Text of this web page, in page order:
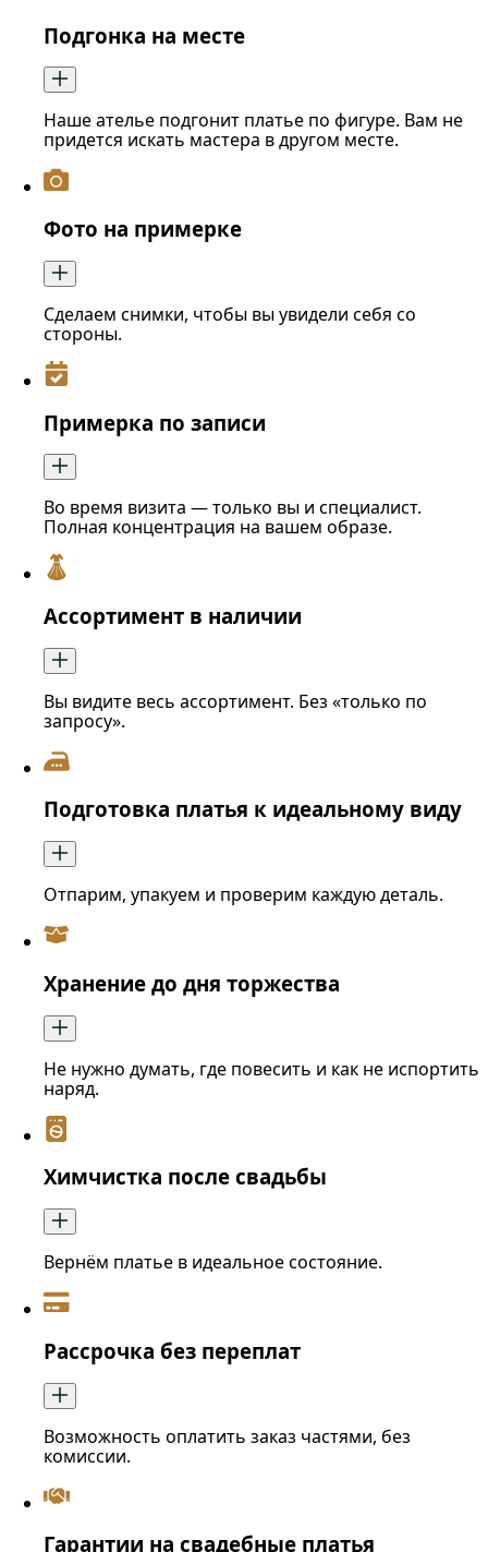
Подгонка на месте
Наше ателье подгонит платье по фигуре. Вам не
придется искать мастера в другом месте.
Фото на примерке
Сделаем снимки, чтобы вы увидели себя со
стороны.
Примерка по записи
Во время визита — только вы и специалист.
Полная концентрация на вашем образе.
Ассортимент в наличии
Вы видите весь ассортимент. Без «только по
запросу».
Подготовка платья к идеальному виду
Отпарим, упакуем и проверим каждую деталь.
Хранение до дня торжества
Не нужно думать, где повесить и как не испортить
наряд.
Химчистка после свадьбы
Вернём платье в идеальное состояние.
Рассрочка без переплат
Возможность оплатить заказ частями, без
комиссии.
Гарантии на свадебные платья